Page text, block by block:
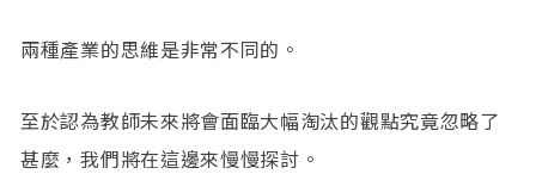
兩種產業的思維是非常不同的。
至於認為教師未來將會面臨大幅淘汰的觀點究竟忽略了
甚麼，我們將在這邊來慢慢探討。